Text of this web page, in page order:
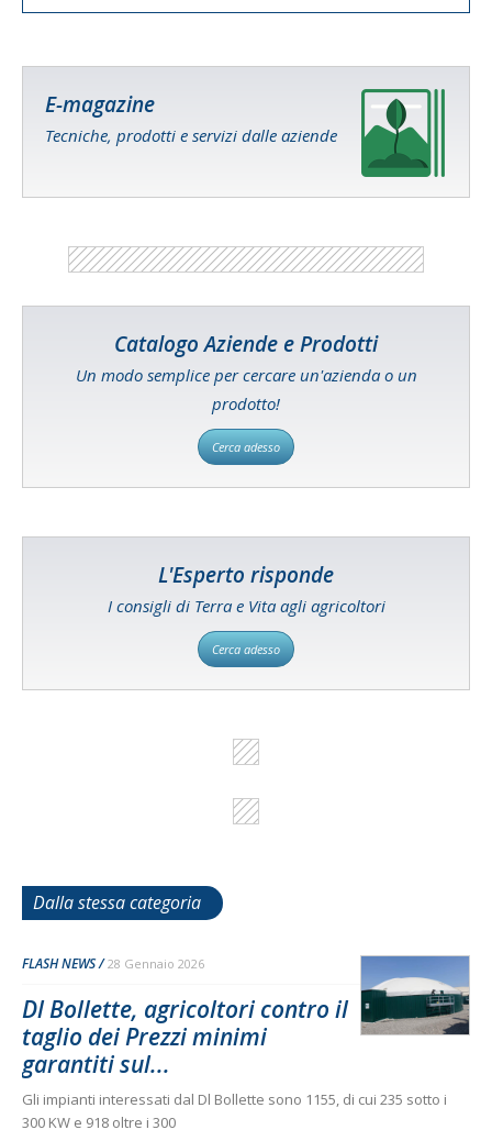
E-magazine
Tecniche, prodotti e servizi dalle aziende
Catalogo Aziende e Prodotti
Un modo semplice per cercare un'azienda o un
prodotto!
Cerca adesso
L'Esperto risponde
I consigli di Terra e Vita agli agricoltori
Cerca adesso
Dalla stessa categoria
FLASH NEWS 28 Gennaio 2026
Dl Bollette, agricoltori contro il
taglio dei Prezzi minimi
garantiti sul...
Gli impianti interessati dal Dl Bollette sono 1155, di cui 235 sotto i
300 KW e 918 oltre i 300